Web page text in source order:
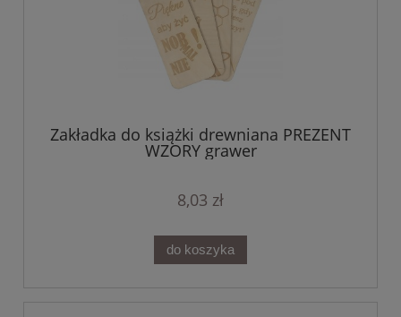
Zakładka do książki drewniana PREZENT
WZORY grawer
8,03 zł
do koszyka